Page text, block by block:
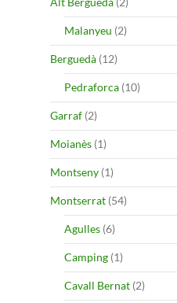
Malanyeu (2)
Berguedà (12)
Pedraforca (10)
Garraf (2)
Moianès (1)
Montseny (1)
Montserrat (54)
Agulles (6)
Camping (1)
Cavall Bernat (2)